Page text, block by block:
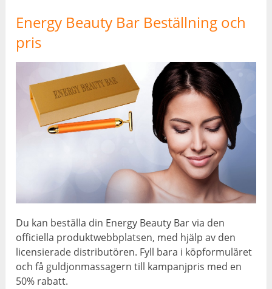
Energy Beauty Bar Beställning och
pris
Du kan beställa din Energy Beauty Bar via den
officiella produktwebbplatsen, med hjälp av den
licensierade distributören. Fyll bara i köpformuläret
och få guldjonmassagern till kampanjpris med en
50% rabatt.